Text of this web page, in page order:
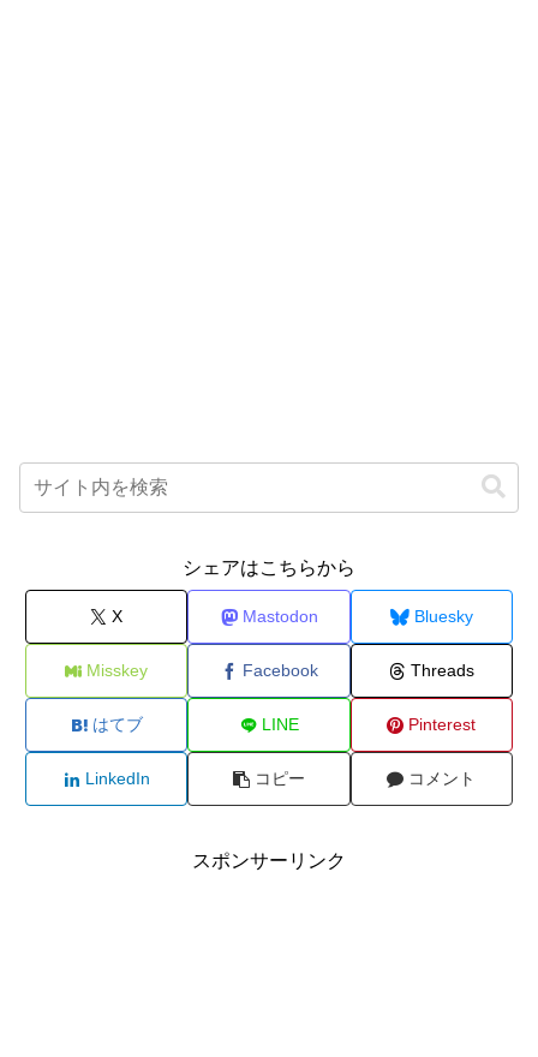
シェアはこちらから
X Mastodon Bluesky
Misskey Facebook Threads
はてブ LINE Pinterest
LinkedIn コピー コメント
スポンサーリンク